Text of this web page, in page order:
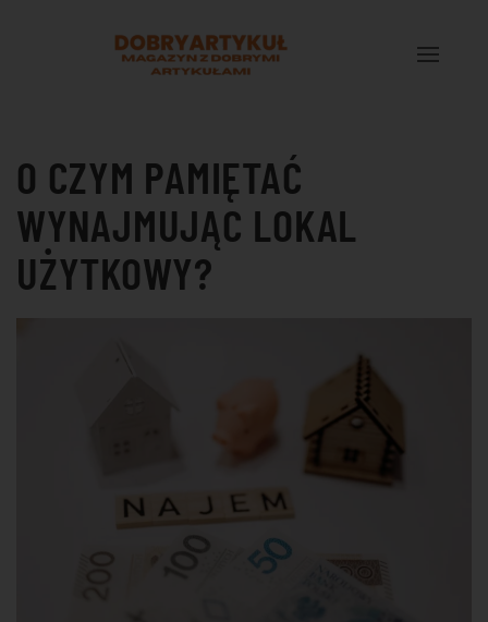
Przejdź do treści głównej
O CZYM PAMIĘTAĆ
WYNAJMUJĄC LOKAL
UŻYTKOWY?